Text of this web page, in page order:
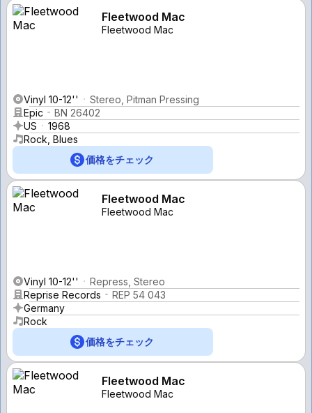
Fleetwood Mac
Fleetwood Mac
Vinyl 10-12''
Stereo, Pitman Pressing
Epic
BN 26402
US
1968
Rock, Blues
価格をチェック
Fleetwood Mac
Fleetwood Mac
Vinyl 10-12''
Repress, Stereo
Reprise Records
REP 54 043
Germany
Rock
価格をチェック
Fleetwood Mac
Fleetwood Mac